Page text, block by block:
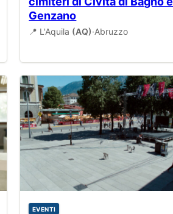
Genzano
📍 L'Aquila (AQ)·Abruzzo
EVENTI